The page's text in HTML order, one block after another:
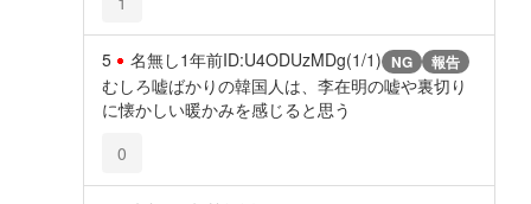
5 名無し1年前ID:U4ODUzMDg(1/1) NG 報告
むしろ嘘ばかりの韓国人は、李在明の嘘や裏切り
に懐かしい暖かみを感じると思う
0